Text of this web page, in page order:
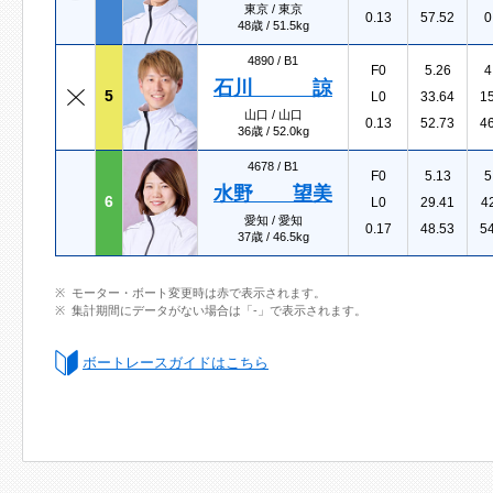
東京 / 東京
48歳 / 51.5kg
0.13
57.52
5
4890 / B1
石川 諒
山口 / 山口
36歳 / 52.0kg
F0
L0
0.13
5.26
33.64
52.73
6
4678 / B1
水野 望美
愛知 / 愛知
37歳 / 46.5kg
F0
L0
0.17
5.13
29.41
48.53
モーター・ボート変更時は赤で表示されます。
集計期間にデータがない場合は「-」で表示されます。
ボートレースガイドはこちら